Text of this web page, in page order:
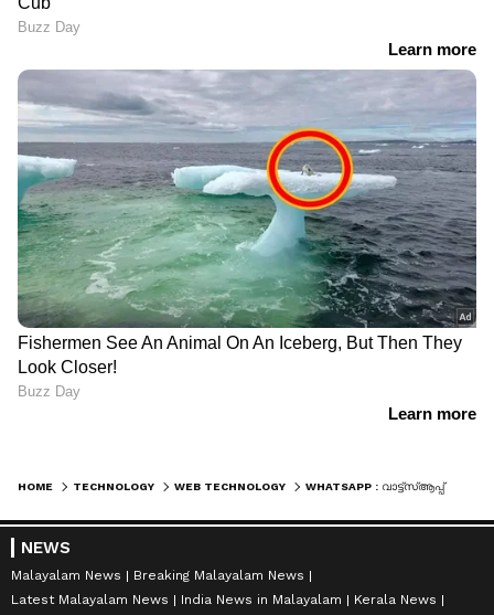
HOME TECHNOLOGY WEB TECHNOLOGY
NEWS
Malayalam News
Breaking Malayalam News
Latest Malayalam News
India News in Malayalam
Kerala News